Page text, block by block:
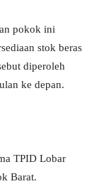
pokok ini
stok beras
diperoleh
ke depan.
TPID Lobar
Barat.